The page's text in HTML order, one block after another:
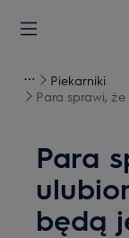
Piekarniki
Para sprawi,
Para
będą